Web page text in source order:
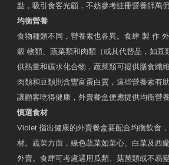
點，吸引食客光顧，不妨參考註冊營養師萬
均衡營養
食物種類不同，營養素也各異。食肆 製 作
穀 物類、蔬菜類和肉類（或其代替品，如豆
供熱量和碳水化合物，蔬菜類可提供膳食纖
肉類和豆類則含豐富蛋白質，這些營養素有
讓顧客吃得健康，外賣餐盒便應提供均衡營養
慎選食材
Violet 指出健康的外賣餐盒要配合均衡飲食
材。蔬菜方面，綠色蔬菜如菜心、白菜及西
外賣。食肆可考慮選用瓜類、菇菌類或不易